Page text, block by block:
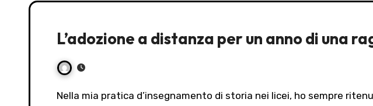
L’adozione a distanza per un anno di una
Nella mia pratica d’insegnamento di storia nei licei, ho sempre ritenuto importante affrontare, tra